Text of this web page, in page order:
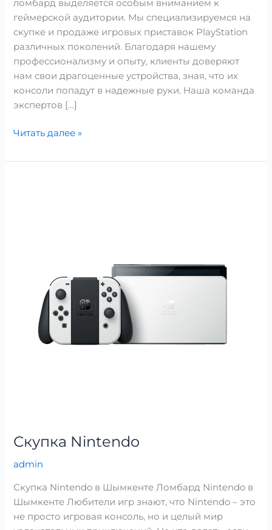
ломбард выделяется особым вниманием к
геймерской аудитории. Мы специализируемся на
скупке и продаже игровых приставок PlayStation
различных поколений. Благодаря нашему
профессионализму и опыту, клиенты доверяют
нам свои драгоценные устройства, зная, что их
консоли попадут в надежные руки. Наша команда
экспертов […]
Читать далее »
Скупка Nintendo
admin
Скупка Nintendo в Шымкенте Ломбард Nintendo в
Шымкенте Любители игр знают, что Nintendo – это
не просто игровая консоль, но и целый мир